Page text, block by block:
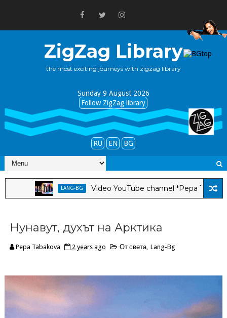
ZigZag Library
the most exciting journeys with zigzag library
Sunday 9 August 2026
Follow ZigZag library
RU EN BG
LANG-BG Video YouTube channel *Pepa Tabakova &
Нунавут, духът на Арктика
Pepa Tabakova 2 years ago От света, Lang-Bg